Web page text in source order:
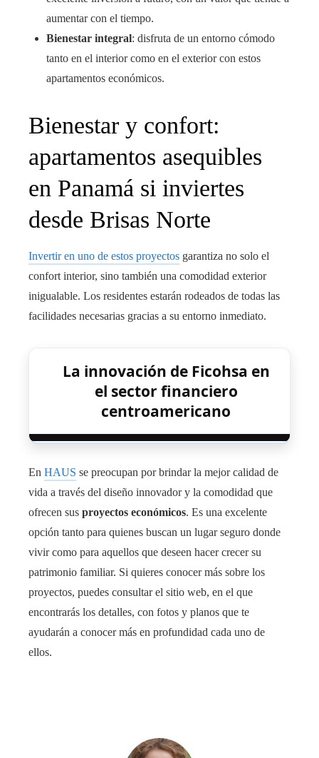
aumentar con el tiempo.
Bienestar integral: disfruta de un entorno cómodo
tanto en el interior como en el exterior con estos
apartamentos económicos.
Bienestar y confort:
apartamentos asequibles
en Panamá si inviertes
desde Brisas Norte
Invertir en uno de estos proyectos garantiza no solo el
confort interior, sino también una comodidad exterior
inigualable. Los residentes estarán rodeados de todas las
facilidades necesarias gracias a su entorno inmediato.
La innovación de Ficohsa en
el sector financiero
centroamericano
En HAUS se preocupan por brindar la mejor calidad de
vida a través del diseño innovador y la comodidad que
ofrecen sus proyectos económicos. Es una excelente
opción tanto para quienes buscan un lugar seguro donde
vivir como para aquellos que deseen hacer crecer su
patrimonio familiar. Si quieres conocer más sobre los
proyectos, puedes consultar el sitio web, en el que
encontrarás los detalles, con fotos y planos que te
ayudarán a conocer más en profundidad cada uno de
ellos.